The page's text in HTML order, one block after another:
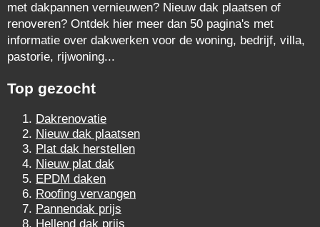
met dakpannen vernieuwen? Nieuw dak plaatsen of
renoveren? Ontdek hier meer dan 50 pagina's met
informatie over dakwerken voor de woning, bedrijf, villa,
pastorie, rijwoning...
Top gezocht
Dakrenovatie
Nieuw dak plaatsen
Plat dak herstellen
Nieuw plat dak
EPDM daken
Roofing vervangen
Pannendak prijs
Hellend dak prijs